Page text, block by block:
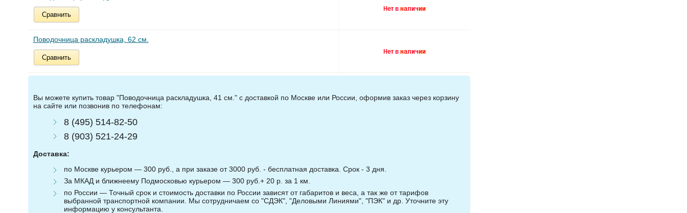
Сравнить
Поводочница раскладушка, 62 см.
Сравнить
Вы можете купить товар "Поводочница раскладушка, 41 см." с доставкой по Москве или России, оформив заказ через корзину
на сайте или позвонив по телефонам:
8 (495) 514-82-50
8 (903) 521-24-29
Доставка:
по Москве курьером — 300 руб., а при заказе от 3000 руб. - бесплатная доставка. Срок - 3 дня.
За МКАД и ближнеему Подмосковью курьером — 300 руб.+ 20 р. за 1 км.
по России — Точный срок и стоимость доставки по России зависят от габаритов и веса, а так же от тарифов
выбранной транспортной компании. Мы сотрудничаем со "СДЭК", "Деловыми Линиями", "ПЭК" и др. Уточните эту
информацию у консультанта.